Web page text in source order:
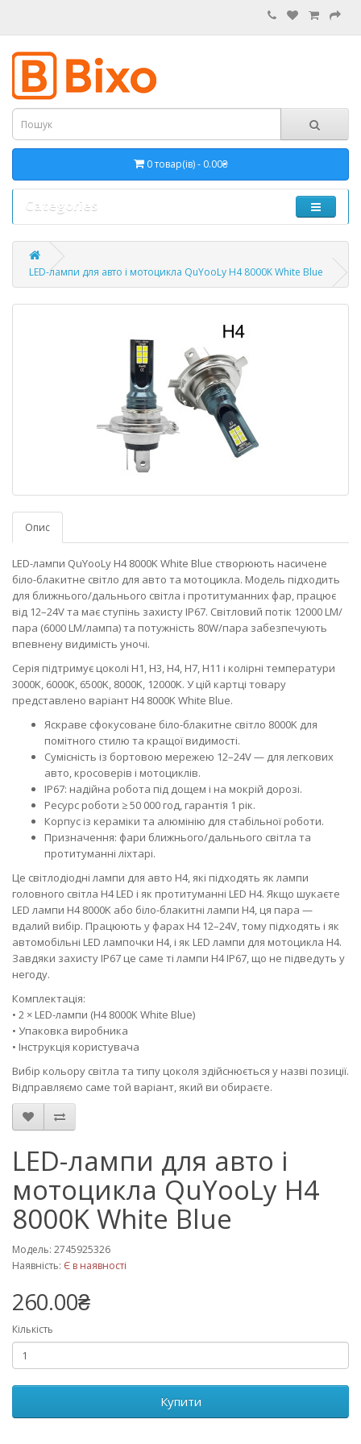
0 товар(ів) - 0.00₴
Categories
LED-лампи для авто і мотоцикла QuYooLy H4 8000K White Blue
Опис
LED-лампи QuYooLy H4 8000K White Blue створюють насичене
біло-блакитне світло для авто та мотоцикла. Модель підходить
для ближнього/дальнього світла і протитуманних фар, працює
від 12–24V та має ступінь захисту IP67. Світловий потік 12000 LM/
пара (6000 LM/лампа) та потужність 80W/пара забезпечують
впевнену видимість уночі.
Серія підтримує цоколі H1, H3, H4, H7, H11 і колірні температури
3000K, 6000K, 6500K, 8000K, 12000K. У цій картці товару
представлено варіант H4 8000K White Blue.
Яскраве сфокусоване біло-блакитне світло 8000K для
помітного стилю та кращої видимості.
Сумісність із бортовою мережею 12–24V — для легкових
авто, кросоверів і мотоциклів.
IP67: надійна робота під дощем і на мокрій дорозі.
Ресурс роботи ≥ 50 000 год, гарантія 1 рік.
Корпус із кераміки та алюмінію для стабільної роботи.
Призначення: фари ближнього/дальнього світла та
протитуманні ліхтарі.
Це світлодіодні лампи для авто H4, які підходять як лампи
головного світла H4 LED і як протитуманні LED H4. Якщо шукаєте
LED лампи H4 8000K або біло-блакитні лампи H4, ця пара —
вдалий вибір. Працюють у фарах H4 12–24V, тому підходять і як
автомобільні LED лампочки H4, і як LED лампи для мотоцикла H4.
Завдяки захисту IP67 це саме ті лампи H4 IP67, що не підведуть у
негоду.
Комплектація:
• 2 × LED-лампи (H4 8000K White Blue)
• Упаковка виробника
• Інструкція користувача
Вибір кольору світла та типу цоколя здійснюється у назві позиції.
Відправляємо саме той варіант, який ви обираєте.
LED-лампи для авто і
мотоцикла QuYooLy H4
8000K White Blue
Модель: 2745925326
Наявність: Є в наявності
260.00₴
Кількість
Купити